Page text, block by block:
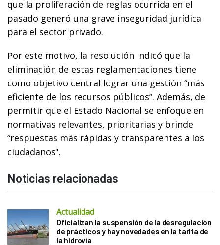
que la proliferación de reglas ocurrida en el
pasado generó una grave inseguridad jurídica
para el sector privado.
Por este motivo, la resolución indicó que la
eliminación de estas reglamentaciones tiene
como objetivo central lograr una gestión “más
eficiente de los recursos públicos”. Además, de
permitir que el Estado Nacional se enfoque en
normativas relevantes, prioritarias y brinde
“respuestas más rápidas y transparentes a los
ciudadanos".
Noticias relacionadas
Actualidad
Oficializan la suspensión de la desregulación
de prácticos y hay novedades en la tarifa de
la hidrovía